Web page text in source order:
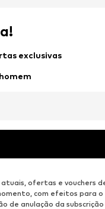
exclusivas
ofertas e vouchers
com efeitos para
de anulação da